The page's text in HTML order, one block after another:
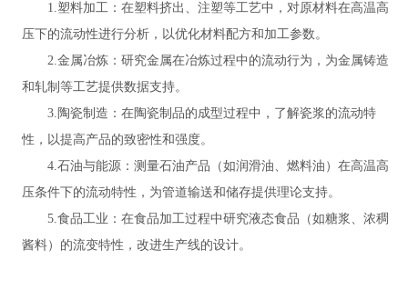
1.塑料加工：在塑料挤出、注塑等工艺中，对原材料在高温高
压下的流动性进行分析，以优化材料配方和加工参数。
2.金属冶炼：研究金属在冶炼过程中的流动行为，为金属铸造
和轧制等工艺提供数据支持。
3.陶瓷制造：在陶瓷制品的成型过程中，了解瓷浆的流动特
性，以提高产品的致密性和强度。
4.石油与能源：测量石油产品（如润滑油、燃料油）在高温高
压条件下的流动特性，为管道输送和储存提供理论支持。
5.食品工业：在食品加工过程中研究液态食品（如糖浆、浓稠
酱料）的流变特性，改进生产线的设计。